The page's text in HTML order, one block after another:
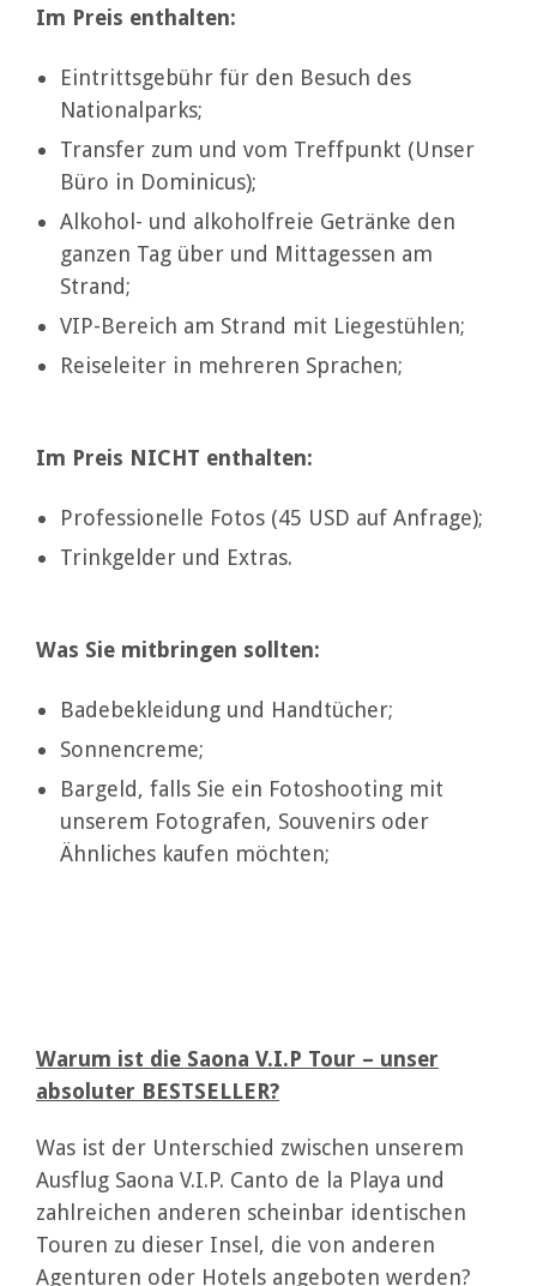
Im Preis enthalten:
Eintrittsgebühr für den Besuch des
Nationalparks;
Transfer zum und vom Treffpunkt (Unser
Büro in Dominicus);
Alkohol- und alkoholfreie Getränke den
ganzen Tag über und Mittagessen am
Strand;
VIP-Bereich am Strand mit Liegestühlen;
Reiseleiter in mehreren Sprachen;
Im Preis NICHT enthalten:
Professionelle Fotos (45 USD auf Anfrage);
Trinkgelder und Extras.
Was Sie mitbringen sollten:
Badebekleidung und Handtücher;
Sonnencreme;
Bargeld, falls Sie ein Fotoshooting mit
unserem Fotografen, Souvenirs oder
Ähnliches kaufen möchten;
Warum ist die Saona V.I.P Tour – unser
absoluter BESTSELLER?
Was ist der Unterschied zwischen unserem
Ausflug Saona V.I.P. Canto de la Playa und
zahlreichen anderen scheinbar identischen
Touren zu dieser Insel, die von anderen
Agenturen oder Hotels angeboten werden?